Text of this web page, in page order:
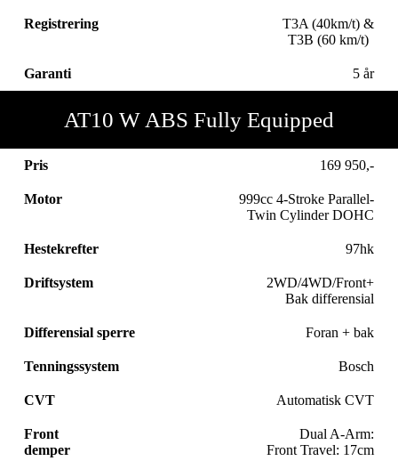
Registrering
T3A (40km/t) &
T3B (60 km/t)
Garanti 5 år
AT10 W ABS Fully Equipped
Pris 169 950,-
Motor
999cc 4-Stroke Parallel-
Twin Cylinder DOHC
Hestekrefter 97hk
Driftsystem
2WD/4WD/Front+
Bak differensial
Differensial sperre Foran + bak
Tenningssystem Bosch
CVT Automatisk CVT
Front
demper
Dual A-Arm:
Front Travel: 17cm